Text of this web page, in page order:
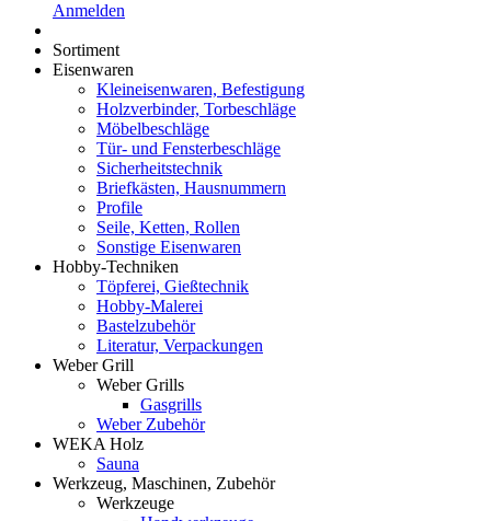
Anmelden
Sortiment
Eisenwaren
Kleineisenwaren, Befestigung
Holzverbinder, Torbeschläge
Möbelbeschläge
Tür- und Fensterbeschläge
Sicherheitstechnik
Briefkästen, Hausnummern
Profile
Seile, Ketten, Rollen
Sonstige Eisenwaren
Hobby-Techniken
Töpferei, Gießtechnik
Hobby-Malerei
Bastelzubehör
Literatur, Verpackungen
Weber Grill
Weber Grills
Gasgrills
Weber Zubehör
WEKA Holz
Sauna
Werkzeug, Maschinen, Zubehör
Werkzeuge